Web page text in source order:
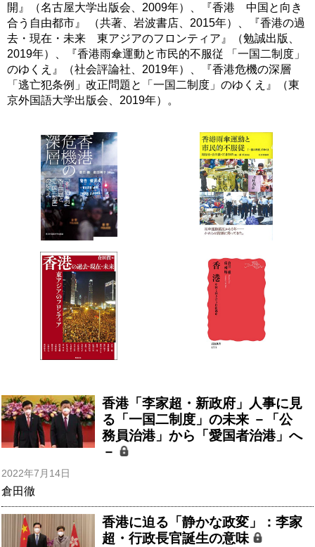
開』（名古屋大学出版会、2009年）、『香港 中国と向き
合う自由都市』 （共著、岩波書店、2015年）、『香港の過
去・現在・未来 東アジアのフロンティア』（勉誠出版、
2019年）、『香港雨傘運動と市民的不服従 「一国二制度」
のゆくえ』（社会評論社、2019年）、『香港危機の深層
「逃亡犯条例」改正問題と「一国二制度」のゆくえ』（東
京外国語大学出版会、2019年）。
香港「李家超・新政府」人事に見
る「一国二制度」の未来 －「公
務員治港」から「愛国者治港」へ
－
2022年7月14日
倉田徹
香港に迫る「静かな政変」：李家
超・行政長官誕生の意味